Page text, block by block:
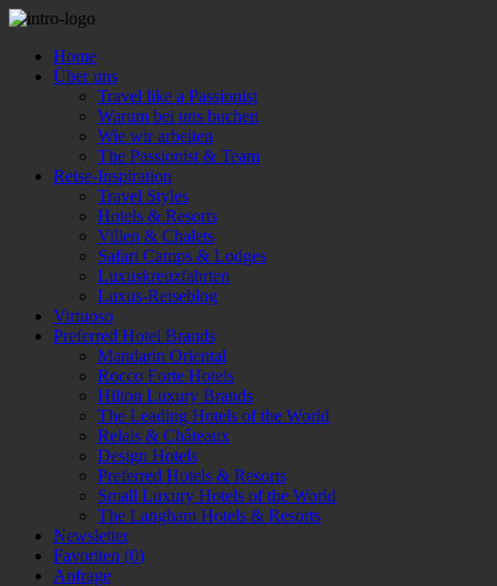
Home
Über uns
Travel like a Passionist
Warum bei uns buchen
Wie wir arbeiten
The Passionist & Team
Reise-Inspiration
Travel Styles
Hotels & Resorts
Villen & Chalets
Safari Camps & Lodges
Luxuskreuzfahrten
Luxus-Reiseblog
Virtuoso
Preferred Hotel Brands
Mandarin Oriental
Rocco Forte Hotels
Hilton Luxury Brands
The Leading Hotels of the World
Relais & Châteaux
Design Hotels
Preferred Hotels & Resorts
Small Luxury Hotels of the World
The Langham Hotels & Resorts
Newsletter
Favoriten (0)
Anfrage